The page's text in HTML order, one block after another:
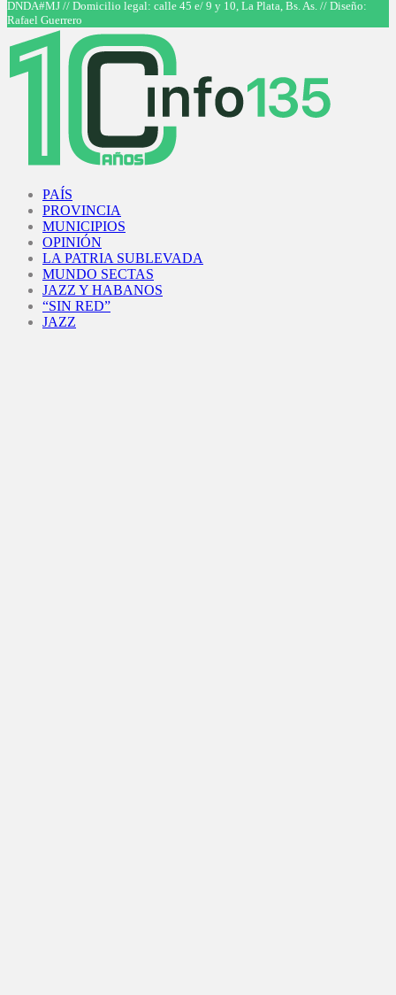
DNDA#MJ // Domicilio legal: calle 45 e/ 9 y 10, La Plata, Bs. As. // Diseño:
Rafael Guerrero
PAÍS
PROVINCIA
MUNICIPIOS
OPINIÓN
LA PATRIA SUBLEVADA
MUNDO SECTAS
JAZZ Y HABANOS
“SIN RED”
JAZZ